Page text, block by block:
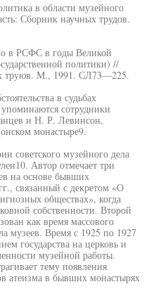
в области музейного
Сборник научных трудов.
в РСФС в годы Великой
политики) //
труюв. М., 1991. СЛ73—225.
в судьбах
сотрудники
и Н. Р. Левинсон,
монастыре9.
советского музейного дела
Автор отмечает три
на основе бывших
связанный с декретом «О
обществах», когда
собственности. Второй
как время массового
музеев. Время с 1925 по 1927
государства на церковь и
музейной работы.
тему появления
атеизма в бывших монастырях